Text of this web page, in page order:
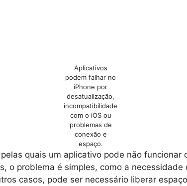
Aplicativos
podem falhar no
iPhone por
desatualização,
incompatibilidade
com o iOS ou
problemas de
conexão e
espaço.
quais um aplicativo pode não funcionar
o problema é simples, como a necessidade
casos, pode ser necessário liberar